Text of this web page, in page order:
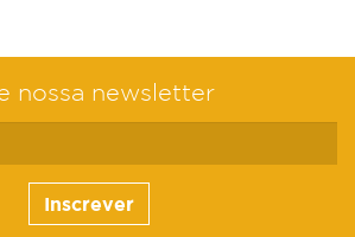
nossa newsletter
Inscrever